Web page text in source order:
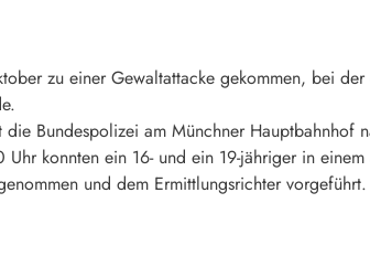
zu einer Gewaltattacke gekommen, bei
die Bundespolizei am Münchner
konnten ein 16- und ein 19-jähriger in
und dem Ermittlungsrichter